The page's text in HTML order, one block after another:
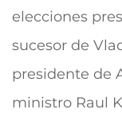
elecciones
sucesor de
presidente de
ministro Raul